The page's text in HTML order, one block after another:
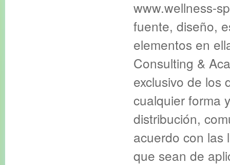
www.wellness-
fuente, diseño,
elementos en
Consulting &
exclusivo de los
cualquier forma
distribución,
acuerdo con las
que sean de